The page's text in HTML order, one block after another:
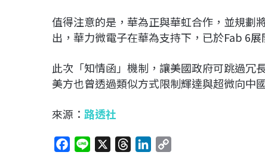
值得注意的是， 華為正與華虹合作，並規劃
出，華力微電子在華為支持下，已於Fab 6
此次「知情函」機制，讓美國政府可跳過冗
美方也曾透過類似方式限制輝達與超微向中
來源： 路透社